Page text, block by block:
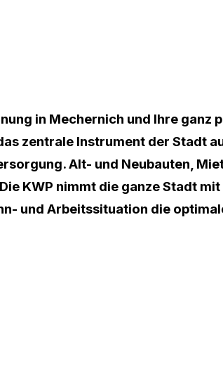
in Mechernich und Ihre ganz
zentrale Instrument der Stadt
Alt- und Neubauten,
KWP nimmt die ganze Stadt
und Arbeitssituation die